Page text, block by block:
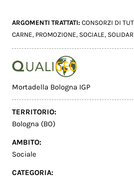
ARGOMENTI TRATTATI:CONSORZI DI
CARNE, PROMOZIONE, SOCIALE,
Mortadella Bologna IGP
TERRITORIO:
Bologna (BO)
AMBITO:
Sociale
CATEGORIA: